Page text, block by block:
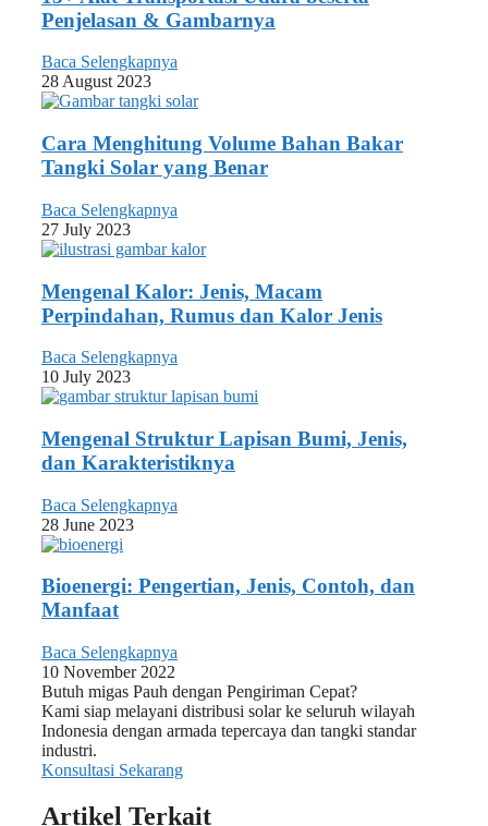
Penjelasan & Gambarnya
Baca Selengkapnya
28 August 2023
Cara Menghitung Volume Bahan Bakar
Tangki Solar yang Benar
Baca Selengkapnya
27 July 2023
Mengenal Kalor: Jenis, Macam
Perpindahan, Rumus dan Kalor Jenis
Baca Selengkapnya
10 July 2023
Mengenal Struktur Lapisan Bumi, Jenis,
dan Karakteristiknya
Baca Selengkapnya
28 June 2023
Bioenergi: Pengertian, Jenis, Contoh, dan
Manfaat
Baca Selengkapnya
10 November 2022
Butuh migas Pauh dengan Pengiriman Cepat?
Kami siap melayani distribusi solar ke seluruh wilayah
Indonesia dengan armada tepercaya dan tangki standar
industri.
Konsultasi Sekarang
Artikel Terkait